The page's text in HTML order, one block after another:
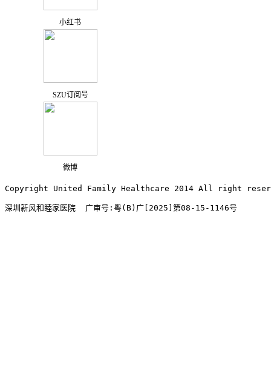
小红书
SZU订阅号
微博
Copyright United Family Healthcare 2014 All right
深圳新风和睦家医院  广审号:粤(B)广[2025]第08-15-1146号